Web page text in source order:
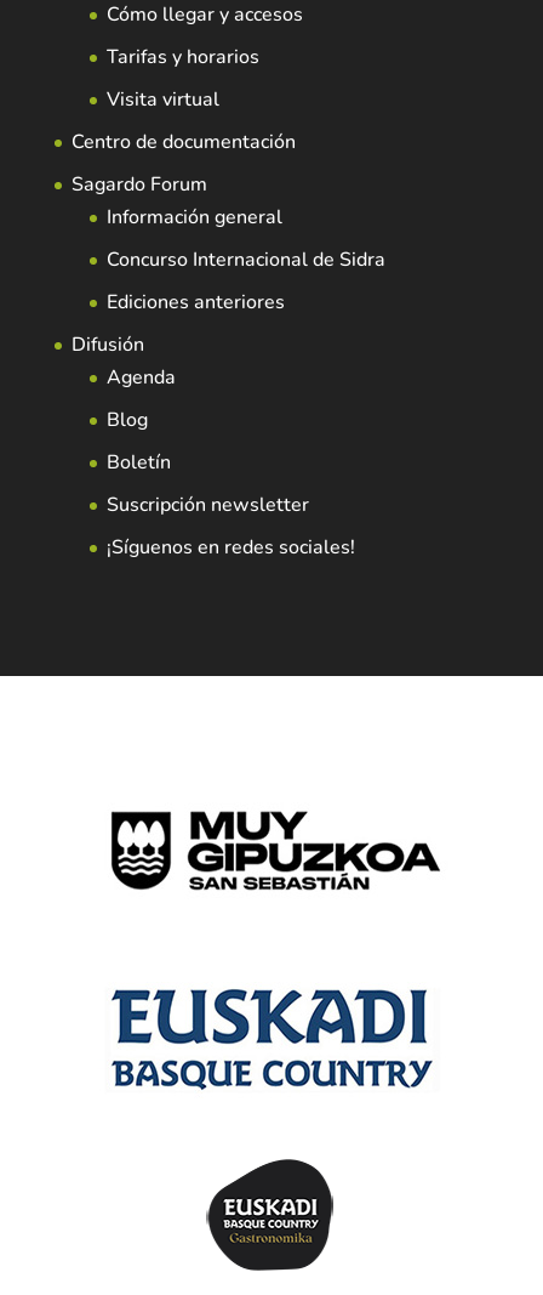
Cómo llegar y accesos
Tarifas y horarios
Visita virtual
Centro de documentación
Sagardo Forum
Información general
Concurso Internacional de Sidra
Ediciones anteriores
Difusión
Agenda
Blog
Boletín
Suscripción newsletter
¡Síguenos en redes sociales!